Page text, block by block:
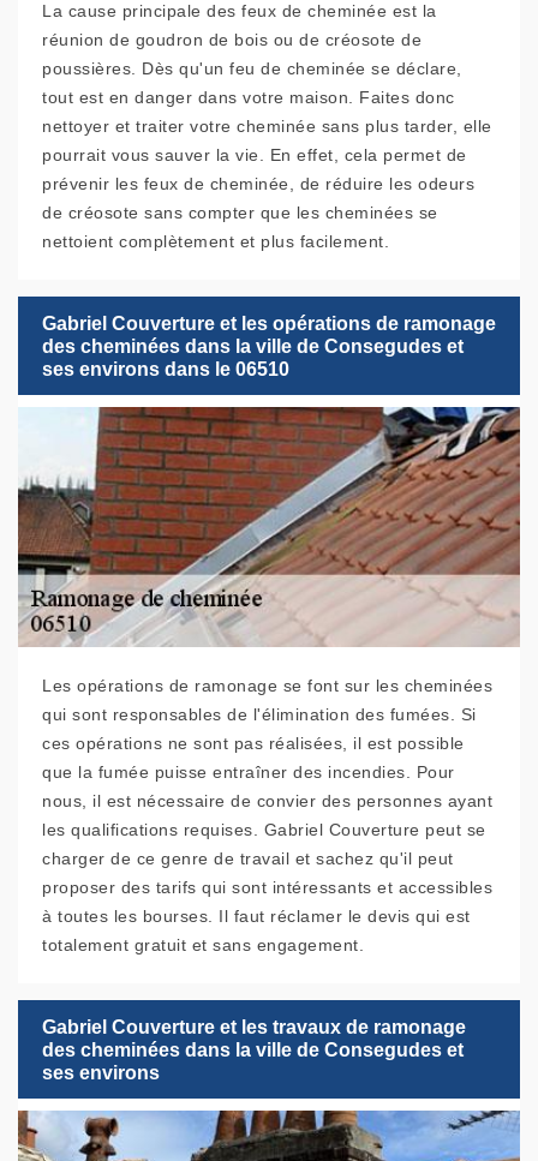
La cause principale des feux de cheminée est la
réunion de goudron de bois ou de créosote de
poussières. Dès qu'un feu de cheminée se déclare,
tout est en danger dans votre maison. Faites donc
nettoyer et traiter votre cheminée sans plus tarder, elle
pourrait vous sauver la vie. En effet, cela permet de
prévenir les feux de cheminée, de réduire les odeurs
de créosote sans compter que les cheminées se
nettoient complètement et plus facilement.
Gabriel Couverture et les opérations de ramonage
des cheminées dans la ville de Consegudes et
ses environs dans le 06510
Les opérations de ramonage se font sur les cheminées
qui sont responsables de l'élimination des fumées. Si
ces opérations ne sont pas réalisées, il est possible
que la fumée puisse entraîner des incendies. Pour
nous, il est nécessaire de convier des personnes ayant
les qualifications requises. Gabriel Couverture peut se
charger de ce genre de travail et sachez qu'il peut
proposer des tarifs qui sont intéressants et accessibles
à toutes les bourses. Il faut réclamer le devis qui est
totalement gratuit et sans engagement.
Gabriel Couverture et les travaux de ramonage
des cheminées dans la ville de Consegudes et
ses environs